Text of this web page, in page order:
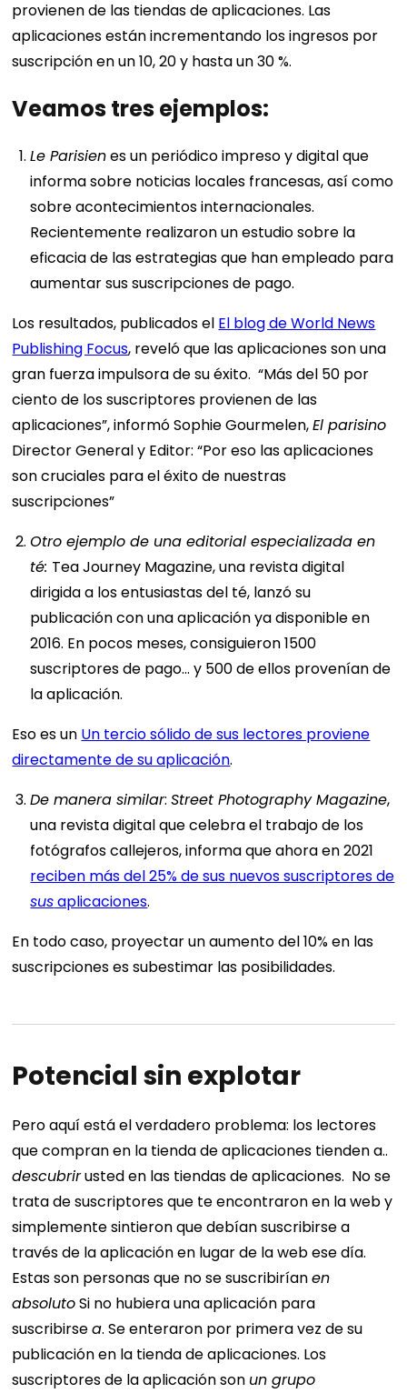
provienen de las tiendas de aplicaciones. Las
aplicaciones están incrementando los ingresos por
suscripción en un 10, 20 y hasta un 30 %.
Veamos tres ejemplos:
Le Parisienes un periódico impreso y digital que
informa sobre noticias locales francesas, así como
sobre acontecimientos internacionales.
Recientemente realizaron un estudio sobre la
eficacia de las estrategias que han empleado para
aumentar sus suscripciones de pago.
Los resultados, publicados el El blog de World News
Publishing Focus, reveló que las aplicaciones son una
gran fuerza impulsora de su éxito. “Más del 50 por
ciento de los suscriptores provienen de las
aplicaciones”, informó Sophie Gourmelen,El parisino
Director General y Editor: “Por eso las aplicaciones
son cruciales para el éxito de nuestras
suscripciones”
Otro ejemplo de una editorial especializada en
té: Tea Journey Magazine, una revista digital
dirigida a los entusiastas del té, lanzó su
publicación con una aplicación ya disponible en
2016. En pocos meses, consiguieron 1500
suscriptores de pago... y 500 de ellos provenían de
la aplicación.
Eso es un Un tercio sólido de sus lectores proviene
directamente de su aplicación.
De manera similar:Street Photography Magazine,
una revista digital que celebra el trabajo de los
fotógrafos callejeros, informa que ahora en 2021
reciben más del 25% de sus nuevos suscriptores de
susaplicaciones.
En todo caso, proyectar un aumento del 10% en las
suscripciones es subestimar las posibilidades.
Potencial sin explotar
Pero aquí está el verdadero problema: los lectores
que compran en la tienda de aplicaciones tienden a..
descubrirusted en las tiendas de aplicaciones. No se
trata de suscriptores que te encontraron en la web y
simplemente sintieron que debían suscribirse a
través de la aplicación en lugar de la web ese día.
Estas son personas que no se suscribiríanen
absolutoSi no hubiera una aplicación para
suscribirsea. Se enteraron por primera vez de su
publicación en la tienda de aplicaciones. Los
suscriptores de la aplicación son un grupo